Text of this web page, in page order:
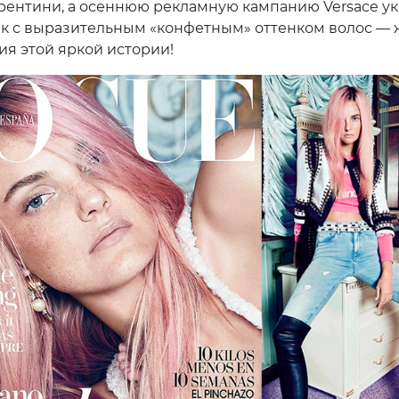
а осеннюю рекламную кампанию Versace
с выразительным «конфетным» оттенком волос —
этой яркой истории!